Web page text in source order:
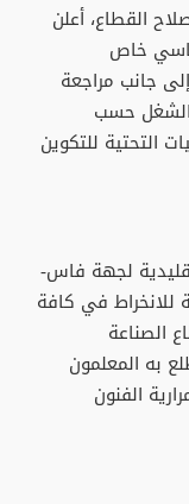
القطاع، أعلن
خاص
جانب مراجعة
الشغل حسب
التحتية للتكوين
لجهة فاس-
للانخراط في كافة
الصناعة
به المعلمون
الفنون